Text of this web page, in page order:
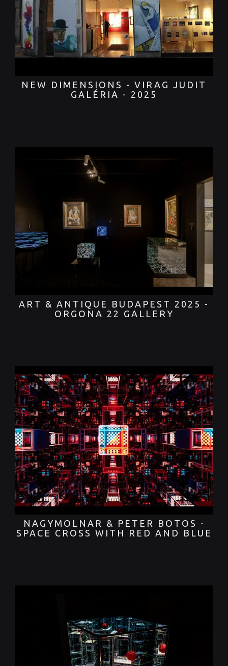
NEW DIMENSIONS - VIRAG JUDIT
GALÉRIA - 2025
ART & ANTIQUE BUDAPEST 2025 -
ORGONA 22 GALLERY
NAGYMOLNAR & PETER BOTOS -
SPACE CROSS WITH RED AND BLUE